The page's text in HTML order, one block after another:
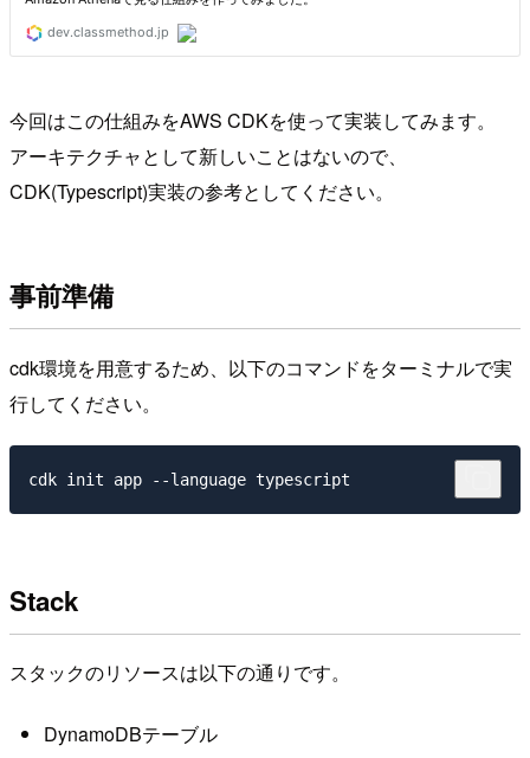
今回はこの仕組みをAWS CDKを使って実装してみます。
アーキテクチャとして新しいことはないので、
CDK(Typescript)実装の参考としてください。
事前準備
cdk環境を用意するため、以下のコマンドをターミナルで実
行してください。
Stack
スタックのリソースは以下の通りです。
DynamoDBテーブル